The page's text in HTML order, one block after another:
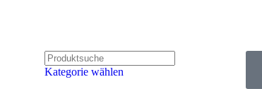
Kategorie wählen